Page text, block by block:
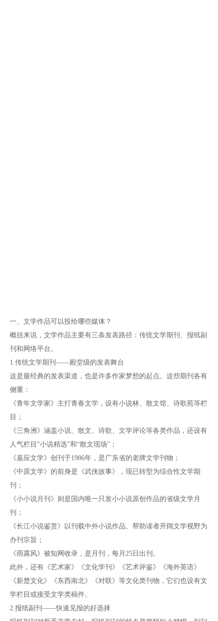
一、文学作品可以投给哪些媒体？
概括来说，文学作品主要有三条发表路径：传统文学期刊、报纸副
刊和网络平台。
1.传统文学期刊——殿堂级的发表舞台
这是最经典的发表渠道，也是许多作家梦想的起点。这些期刊各有
侧重：
《青年文学家》主打青春文学，设有小说林、散文馆、诗歌苑等栏
目；
《三角洲》涵盖小说、散文、诗歌、文学评论等各类作品，还设有
人气栏目“小说精选”和“散文现场”；
《嘉应文学》创刊于1986年，是广东省的老牌文学刊物；
《中原文学》的前身是《武侠故事》，现已转型为综合性文学期
刊；
《小小说月刊》则是国内唯一只发小小说原创作品的省级文学月
刊；
《长江小说鉴赏》以刊载中外小说作品、帮助读者开阔文学视野为
办刊宗旨；
《雨露风》被知网收录，是月刊，每月25日出刊。
此外，还有《艺术家》《文化学刊》《艺术评鉴》《海外英语》
《新楚文化》《东西南北》《对联》等文化类刊物，它们也设有文
学栏目或接受文学类稿件。
2.报纸副刊——快速见报的好选择